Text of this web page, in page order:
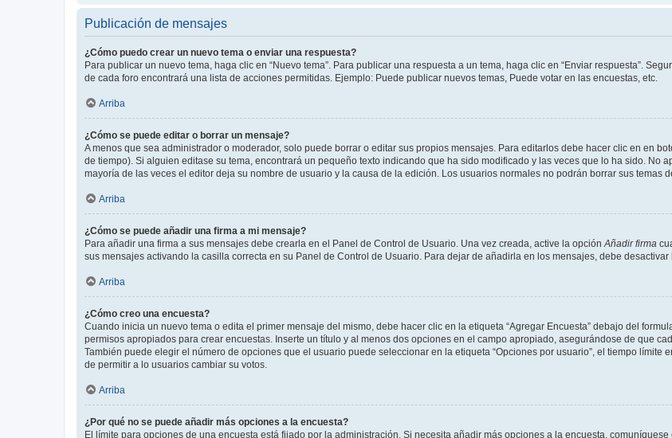
Publicación de mensajes
¿Cómo puedo crear un nuevo tema o enviar una respuesta?
Para publicar un nuevo tema, haga clic en “Nuevo tema”. Para publicar una respuesta a un tema, haga clic en “Enviar respuesta”.
de cada foro encontrará una lista de acciones permitidas. Ejemplo: Puede publicar nuevos temas, Puede votar en las encuestas, etc.
Arriba
¿Cómo se puede editar o borrar un mensaje?
A menos que sea administrador o moderador, solo puede borrar o editar sus propios mensajes. Para editarlos debe hacer clic en en
de tiempo). Si alguien editase su tema, encontrará un pequeño texto indicando que ha sido modificado y las veces que lo ha sido. No
mayoría de las veces el editor deja su nombre de usuario y la causa de la edición. Los usuarios normales no podrán borrar sus temas
Arriba
¿Cómo se puede añadir una firma a mi mensaje?
Para añadir una firma a sus mensajes debe crearla en el Panel de Control de Usuario. Una vez creada, active la opción Añadir firma
sus mensajes activando la casilla correcta en su Panel de Control de Usuario. Para dejar de añadirla en los mensajes, debe desactivar
Arriba
¿Cómo creo una encuesta?
Cuando inicia un nuevo tema o edita el primer mensaje del mismo, debe hacer clic en la etiqueta “Agregar Encuesta” debajo del
permisos apropiados para crear encuestas. Inserte un título y al menos dos opciones en el campo apropiado, asegurándose de que
También puede elegir el número de opciones que el usuario puede seleccionar en la etiqueta “Opciones por usuario”, el tiempo
de permitir a lo usuarios cambiar su votos.
Arriba
¿Por qué no se puede añadir más opciones a la encuesta?
El límite para opciones de una encuesta está fijado por la administración. Si necesita añadir más opciones a la encuesta, comuníquese